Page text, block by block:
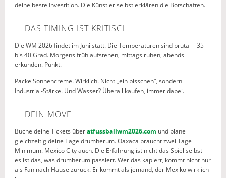
deine beste Investition. Die Künstler selbst erklären die Botschaften.
DAS TIMING IST KRITISCH
Die WM 2026 findet im Juni statt. Die Temperaturen sind brutal – 35
bis 40 Grad. Morgens früh aufstehen, mittags ruhen, abends
erkunden. Punkt.
Packe Sonnencreme. Wirklich. Nicht „ein bisschen“, sondern
Industrial-Stärke. Und Wasser? Überall kaufen, immer dabei.
DEIN MOVE
Buche deine Tickets überatfussballwm2026.com und plane
gleichzeitig deine Tage drumherum. Oaxaca braucht zwei Tage
Minimum. Mexico City auch. Die Erfahrung ist nicht das Spiel selbst –
es ist das, was drumherum passiert. Wer das kapiert, kommt nicht nur
als Fan nach Hause zurück. Er kommt als jemand, der Mexiko wirklich